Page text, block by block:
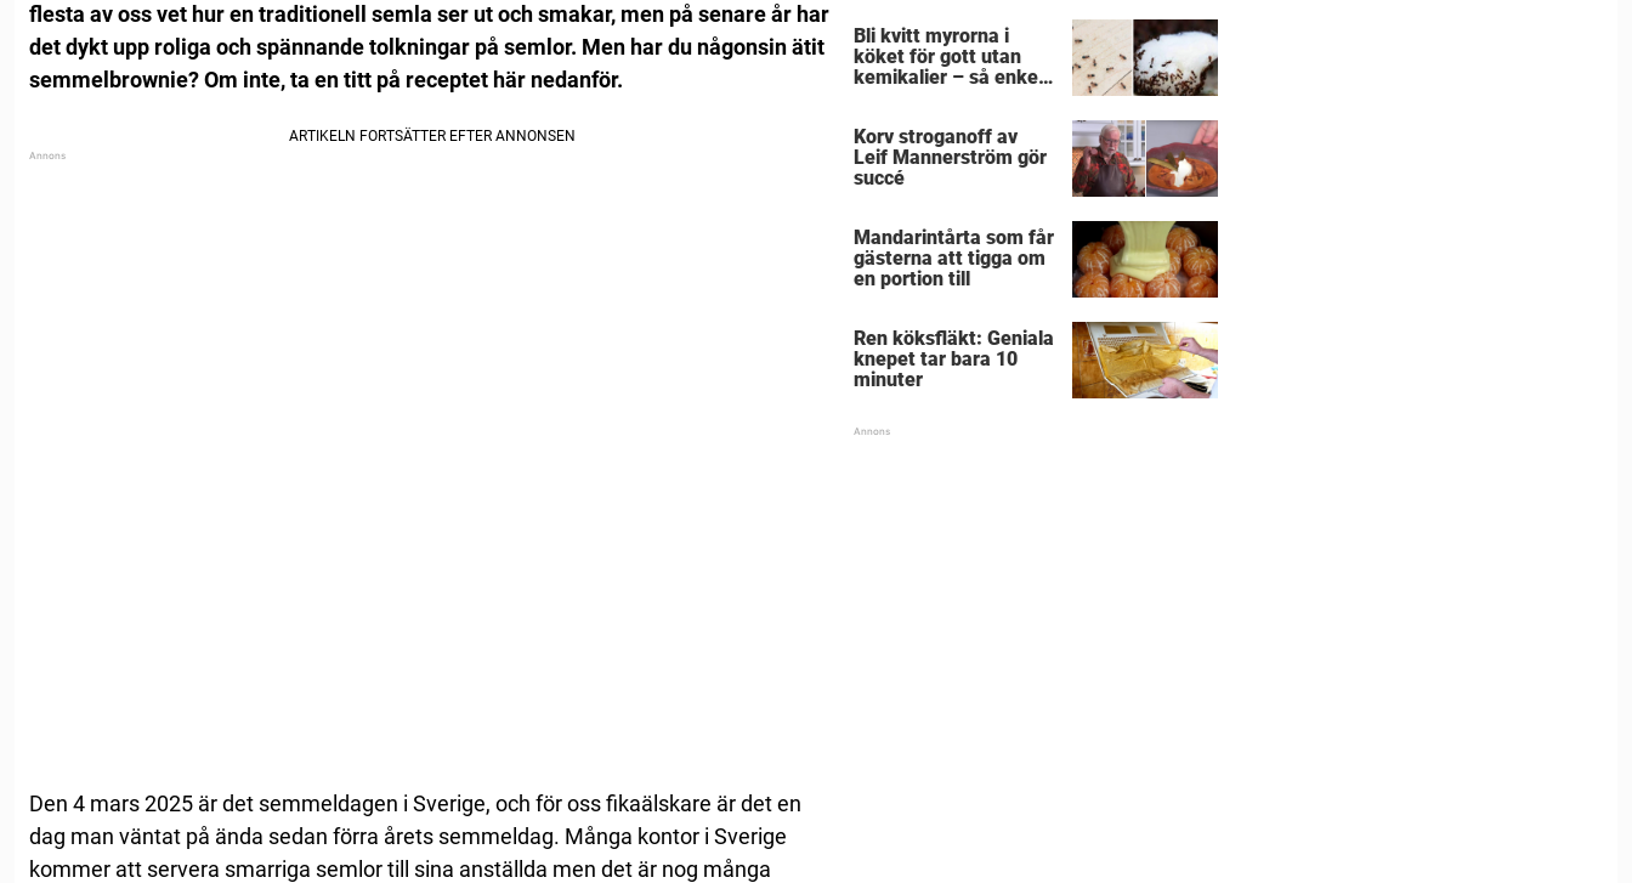
flesta av oss vet hur en traditionell semla ser ut och smakar, men på senare år har
det dykt upp roliga och spännande tolkningar på semlor. Men har du någonsin ätit
semmelbrownie? Om inte, ta en titt på receptet här nedanför.
Den 4 mars 2025 är det semmeldagen i Sverige, och för oss fikaälskare är det en
dag man väntat på ända sedan förra årets semmeldag. Många kontor i Sverige
kommer att servera smarriga semlor till sina anställda men det är nog många
Bli kvitt myrorna i
köket för gott utan
kemikalier – så enkelt
Korv stroganoff av
Leif Mannerström gör
succé
Mandarintårta som får
gästerna att tigga om
en portion till
Ren köksfläkt: Geniala
knepet tar bara 10
minuter